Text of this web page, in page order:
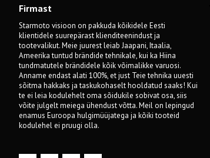
Firmast
Starmoto visioon on pakkuda kõikidele Eesti
klientidele suurepärast klienditeenindust ja
tootevalikut. Meie juurest leiab Jaapani, Itaalia,
Ameerika tuntud brändide tehnikale, kui ka Hiina
tundmatutele brändidele kõik võimalikke varuosi.
Anname endast alati 100%, et just Teie tehnika uuesti
sõitma hakkaks ja taskukohaselt hooldatud saaks! Kui
te ei leia kodulehelt oma sõidukile sobivat osa, siis
võite julgelt meiega ühendust võtta. Meil on lepingud
enamus Euroopa hulgimüüjatega ja kõiki tooteid
kodulehel ei pruugi olla.